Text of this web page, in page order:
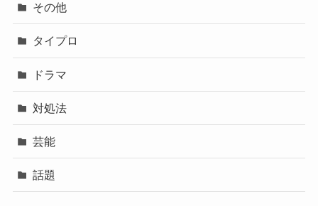
その他
タイプロ
ドラマ
対処法
芸能
話題